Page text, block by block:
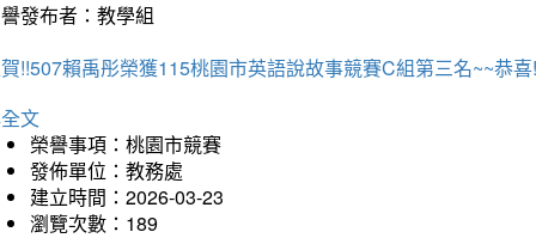
發布者：教學組
!!507賴禹彤榮獲115桃園市英語說故事競賽C組第三名~~恭喜
文
榮譽事項：桃園市競賽
發佈單位：教務處
建立時間：2026-03-23
瀏覽次數：189